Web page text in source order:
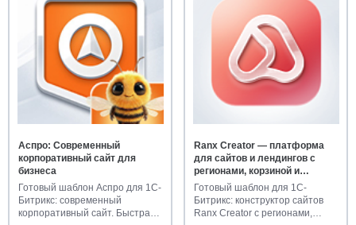
Аспро: Современный
корпоративный сайт для
бизнеса
Готовый шаблон Аспро для 1С-
Битрикс: современный
корпоративный сайт. Быстрая
Ranx Creator — платформа
для сайтов и лендингов с
регионами, корзиной и
оплатой
Готовый шаблон для 1С-
Битрикс: конструктор сайтов
Ranx Creator с регионами,